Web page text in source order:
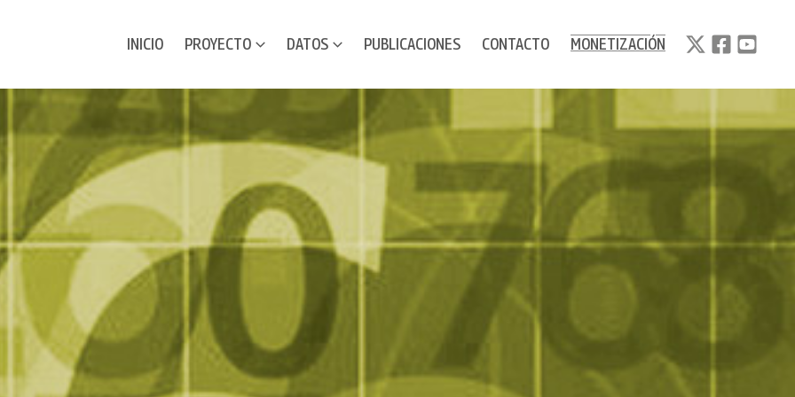
INICIO PROYECTO DATOS PUBLICACIONES CONTACTO MONETIZACIÓN